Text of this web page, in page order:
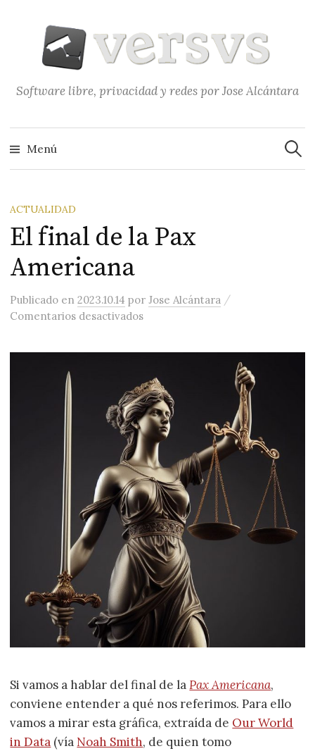
contenido
Software libre, privacidad y redes por Jose Alcántara
Menú
ACTUALIDAD
El final de la Pax
Americana
Publicado en2023.10.14 porJose Alcántara /
Comentarios desactivadosen El final de la Pax Americana
Si vamos a hablar del final de laPax Americana,
conviene entender a qué nos referimos. Para ello
vamos a mirar esta gráfica, extraída de Our World
in Data (vía Noah Smith, de quien tomo